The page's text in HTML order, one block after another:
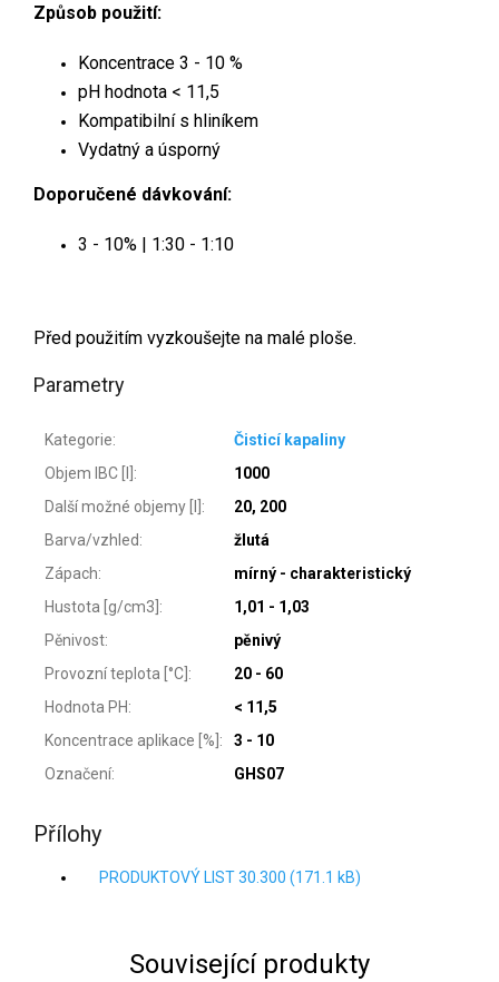
Způsob použití:
Koncentrace 3 - 10 %
pH hodnota < 11,5
Kompatibilní s hliníkem
Vydatný a úsporný
Doporučené dávkování:
3 - 10% | 1:30 - 1:10
Před použitím vyzkoušejte na malé ploše.
Parametry
Kategorie:
Čisticí kapaliny
Objem IBC [l]:
1000
Další možné objemy [l]:
20, 200
Barva/vzhled:
žlutá
Zápach:
mírný - charakteristický
Hustota [g/cm3]:
1,01 - 1,03
Pěnivost:
pěnivý
Provozní teplota [°C]:
20 - 60
Hodnota PH:
< 11,5
Koncentrace aplikace [%]:
3 - 10
Označení: GHS07
Přílohy
PRODUKTOVÝ LIST 30.300 (171.1 kB)
Související produkty